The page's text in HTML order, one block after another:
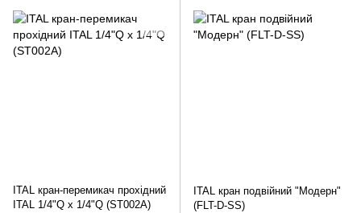
ITAL кран-перемикач прохідний
ITAL 1/4"Q x 1/4"Q (ST002A)
ITAL кран подвійний "Модерн"
(FLT-D-SS)